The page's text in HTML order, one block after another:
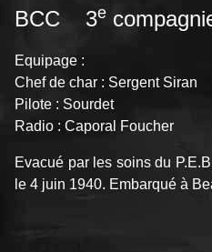
BCC 3e
Equipage :
Chef de char : Sergent Siran
Pilote : Sourdet
Radio : Caporal Foucher
Evacué par les soins du
le 4 juin 1940. Embarqué à